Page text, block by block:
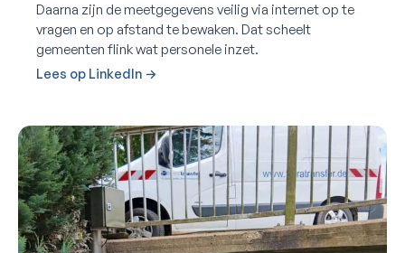
Daarna zijn de meetgegevens veilig via internet op te
vragen en op afstand te bewaken. Dat scheelt
gemeenten flink wat personele inzet.
Lees op LinkedIn →